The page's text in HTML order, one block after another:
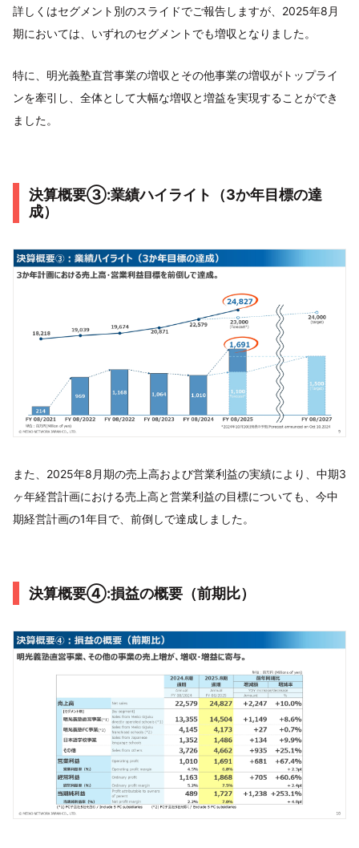
詳しくはセグメント別のスライドでご報告しますが、2025年8月
期においては、いずれのセグメントでも増収となりました。
特に、明光義塾直営事業の増収とその他事業の増収がトップライ
ンを牽引し、全体として大幅な増収と増益を実現することができ
ました。
決算概要③:業績ハイライト（3か年目標の達
成）
また、2025年8月期の売上高および営業利益の実績により、中期3
ヶ年経営計画における売上高と営業利益の目標についても、今中
期経営計画の1年目で、前倒しで達成しました。
決算概要④:損益の概要（前期比）